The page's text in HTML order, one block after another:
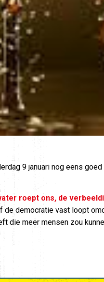
9 januari nog eens
roept ons, de
de democratie vast loopt
die meer mensen zou